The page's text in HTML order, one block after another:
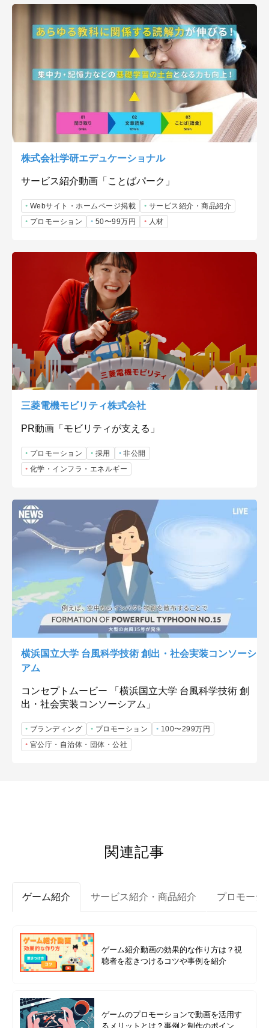
株式会社学研エデュケーショナル
サービス紹介動画「ことばパーク」
Webサイト・ホームページ掲載
サービス紹介・商品紹介
プロモーション
50〜99万円 人材
三菱電機モビリティ株式会社
PR動画「モビリティが支える」
プロモーション 採用
非公開
化学・インフラ・エネルギー
横浜国立大学 台風科学技術 創出・社会実装コンソーシ
アム
コンセプトムービー 「横浜国立大学 台風科学技術 創
出・社会実装コンソーシアム」
ブランディング プロモーション
100〜299万円
官公庁・自治体・団体・公社
関連記事
ゲーム紹介 サービス紹介・商品紹介 プロモーシ
ゲーム紹介動画の効果的な作り方は？視
聴者を惹きつけるコツや事例を紹介
ゲームのプロモーションで動画を活用す
るメリットとは？事例と制作のポイント